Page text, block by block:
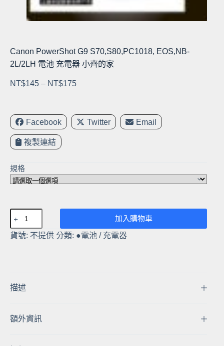
Canon PowerShot G9 S70,S80,PC1018, EOS,NB-
2L/2LH 電池 充電器 小齊的家
NT$145 – NT$175價
圍：
Facebook Twitter Email
複製連結
規格
Canon
PowerShot
G9
電
電
加入購物車
貨號: 不提供 分類: ●電池 / 充電器
描述
額外資訊